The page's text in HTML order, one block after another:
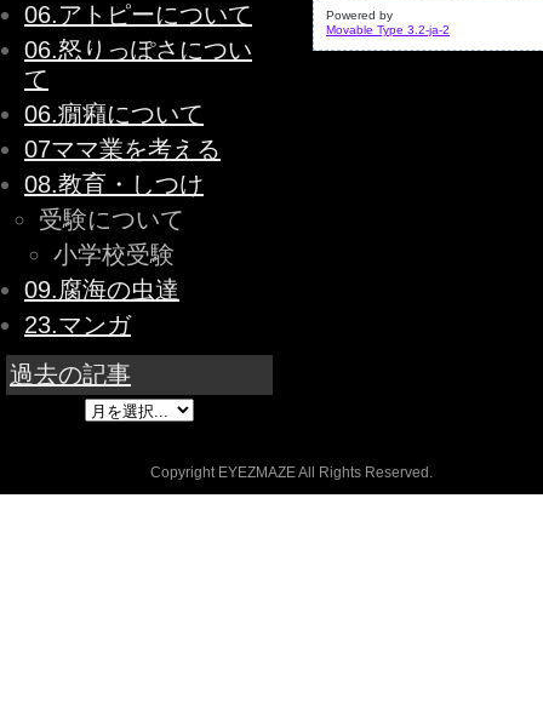
06.アトピーについて
06.怒りっぽさについ
て
06.癇癪について
07ママ業を考える
08.教育・しつけ
受験について
小学校受験
09.腐海の虫達
23.マンガ
過去の記事
Powered by
Movable Type 3.2-ja-2
Copyright EYEZMAZE All Rights Reserved.